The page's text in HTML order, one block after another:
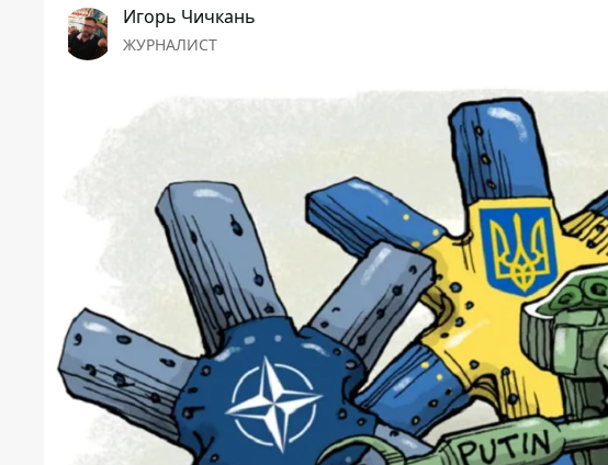
Игорь Чичкань
ЖУРНАЛИСТ